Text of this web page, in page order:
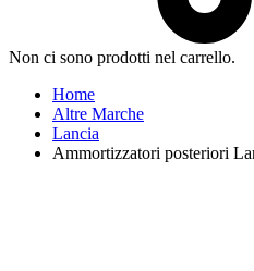
Non ci sono prodotti nel carrello.
Home
Altre Marche
Lancia
Ammortizzatori posteriori